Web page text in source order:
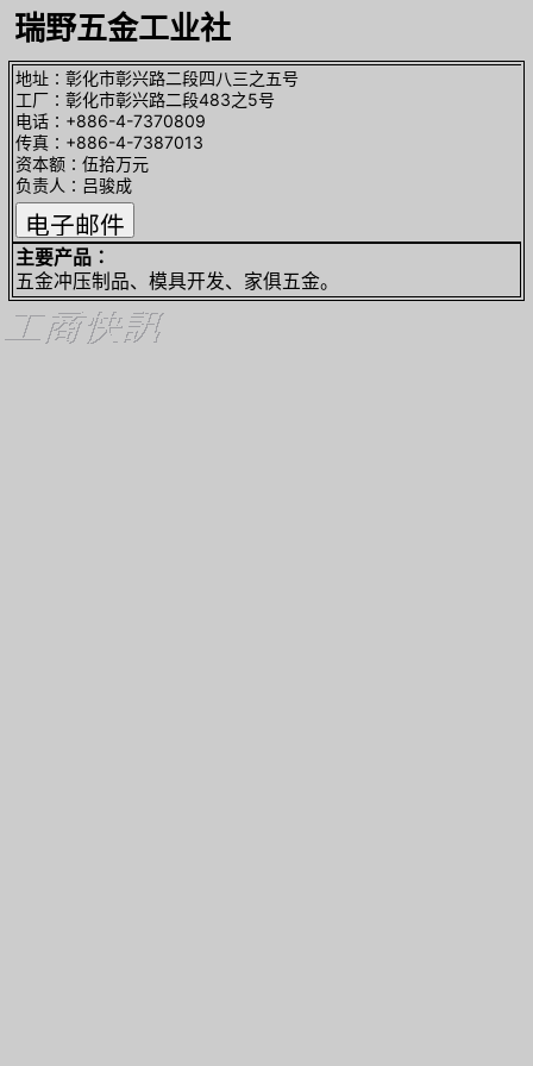
瑞野五金工业社
地址∶彰化市彰兴路二段四八三之五号
工厂∶彰化市彰兴路二段483之5号
电话∶+886-4-7370809
传真∶+886-4-7387013
资本额∶伍拾万元
负责人∶吕骏成
主要产品∶
五金冲压制品、模具开发、家俱五金。